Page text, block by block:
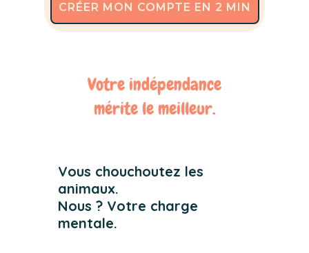
CRÉER MON COMPTE EN 2 MIN
Votre indépendance
mérite le meilleur.
Vous chouchoutez les
animaux.
Nous ? Votre charge
mentale.